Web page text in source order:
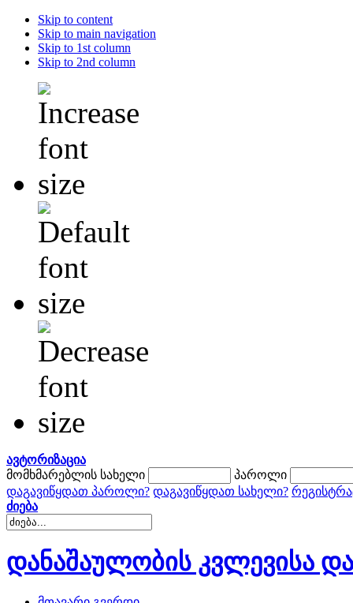
Skip to content
Skip to main navigation
Skip to 1st column
Skip to 2nd column
ავტორიზაცია
მომხმარებლის სახელი
პაროლი
დაგავიწყდათ პაროლი? დაგავიწყდათ სახელი?
ძიება
დანაშაულობის კვლევისა